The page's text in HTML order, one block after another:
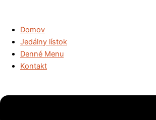
Domov
Jedálny lístok
Denné Menu
Kontakt